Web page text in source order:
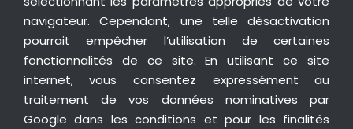
navigateur. Cependant, une telle désactivation
pourrait empêcher l’utilisation de certaines
fonctionnalités de ce site. En utilisant ce site
internet, vous consentez expressément au
traitement de vos données nominatives par
Google dans les conditions et pour les finalités